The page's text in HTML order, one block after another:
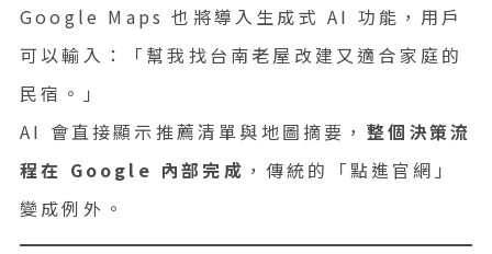
Google Maps 也將導入生成式 AI 功能，用戶
可以輸入：「幫我找台南老屋改建又適合家庭的
民宿。」
AI 會直接顯示推薦清單與地圖摘要， 整個決策流
程在 Google 內部完成 ，傳統的「點進官網」
變成例外。